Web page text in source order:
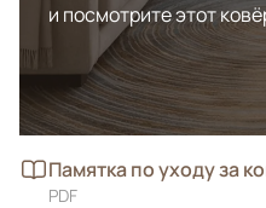
и посмотрите этот
Памятка по уходу за
PDF